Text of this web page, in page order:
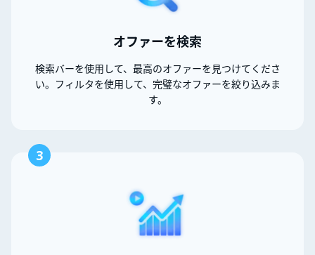
オファーを検索
検索バーを使用して、最高のオファーを見つけてくださ
い。フィルタを使用して、完璧なオファーを絞り込みま
す。
3